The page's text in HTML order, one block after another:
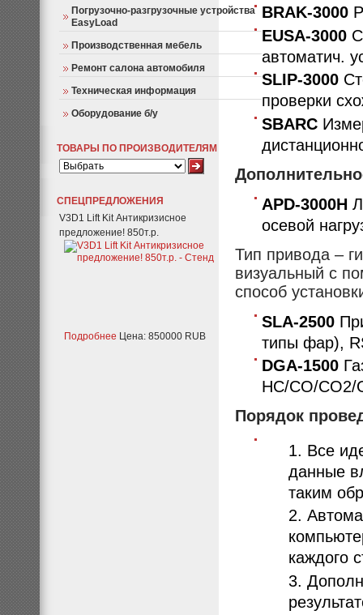
Погрузочно-разгрузочные устройства
EasyLoad
Производственная мебель
Ремонт салона автомобиля
Техническая информация
Оборудование б/у
ТОВАРЫ ПО ПРОИЗВОДИТЕЛЯМ
СПЕЦПРЕДЛОЖЕНИЯ
V3D1 Lift Kit Антикризисное
предложение! 850т.р.
Подробнее Цена: 850000 RUB
BRAK-3000
EUSA-3000
автоматич.
SLIP-3000
проверки
SBARC
APD-3000H
осевой
Тип привода –
визуальный с
способ
SLA-2500
типы фар),
DGA-1500
HC/CO/
Порядок
Все
данные
таким
каждого